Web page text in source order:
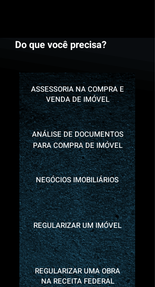
Do que você precisa?
ASSESSORIA NA COMPRA E
VENDA DE IMÓVEL
NEGÓCIOS IMOBILIÁRIOS
REGULARIZAR UM IMÓVEL
REGULARIZAR UMA OBRA
NA RECEITA FEDERAL
ANÁLISE DE DOCUMENTOS
PARA COMPRA DE IMÓVEL